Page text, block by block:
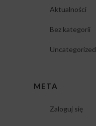
Aktualności
Bez kategorii
Uncategorized
META
Zaloguj się